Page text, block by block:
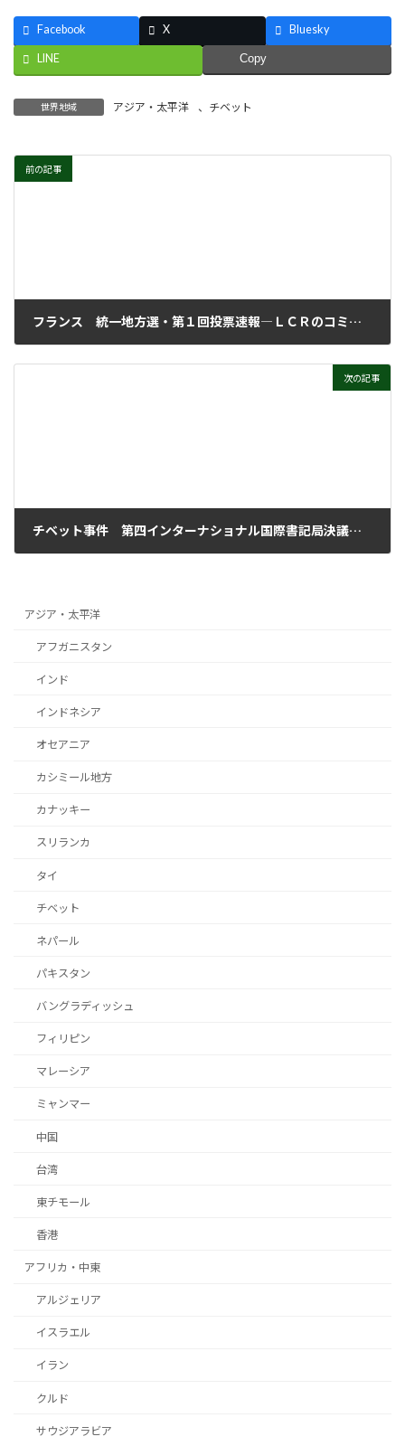
Facebook X Bluesky
LINE Copy
世界地域 アジア・太平洋 、 チベット
前の記事
フランス 統一地方選・第１回投票速報―ＬＣＲのコミュニケ
次の記事
チベット事件 第四インターナショナル国際書記局決議 1959年7月
アジア・太平洋
アフガニスタン
インド
インドネシア
オセアニア
カシミール地方
カナッキー
スリランカ
タイ
チベット
ネパール
パキスタン
バングラディッシュ
フィリピン
マレーシア
ミャンマー
中国
台湾
東チモール
香港
アフリカ・中東
アルジェリア
イスラエル
イラン
クルド
サウジアラビア